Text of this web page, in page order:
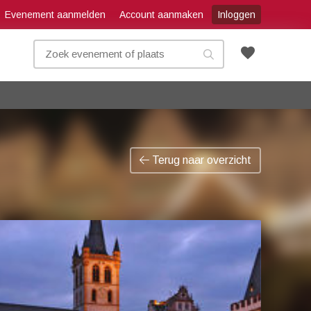
Evenement aanmelden Account aanmaken Inloggen
favorite
Terug naar overzicht